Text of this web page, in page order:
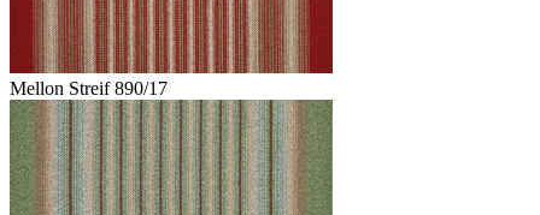
Mellon Streif 890/17